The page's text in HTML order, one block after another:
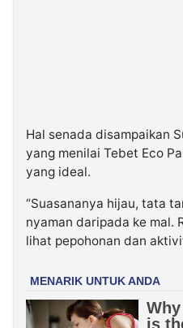
Hal senada disampaikan
yang menilai Tebet Eco
yang ideal.
“Suasananya hijau, tata
nyaman daripada ke mal.
lihat pepohonan dan